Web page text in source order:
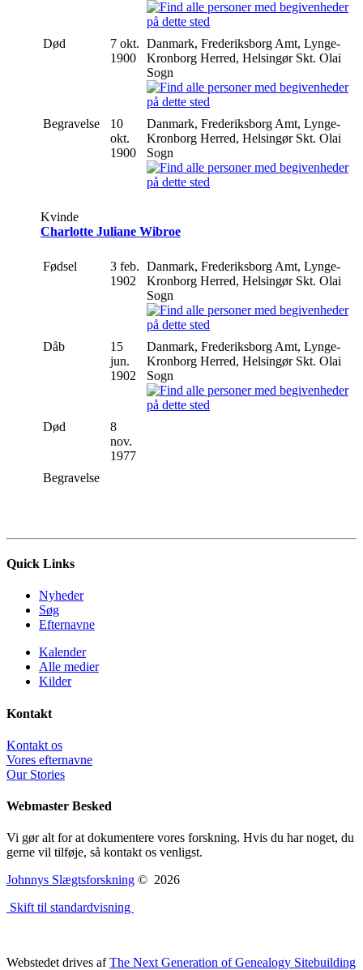
Død
7 okt.
1900
Danmark, Frederiksborg Amt, Lynge-
Kronborg Herred, Helsingør Skt. Olai
Sogn
Begravelse
10
okt.
1900
Danmark, Frederiksborg Amt, Lynge-
Kronborg Herred, Helsingør Skt. Olai
Sogn
Kvinde
Charlotte Juliane Wibroe
Fødsel
3 feb.
1902
Danmark, Frederiksborg Amt, Lynge-
Kronborg Herred, Helsingør Skt. Olai
Sogn
Dåb
15
jun.
1902
Danmark, Frederiksborg Amt, Lynge-
Kronborg Herred, Helsingør Skt. Olai
Sogn
Død
8
nov.
1977
Begravelse
Quick Links
Nyheder
Søg
Efternavne
Kalender
Alle medier
Kilder
Kontakt
Kontakt os
Vores efternavne
Our Stories
Webmaster Besked
Vi gør alt for at dokumentere vores forskning. Hvis du har noget, du
gerne vil tilføje, så kontakt os venligst.
Johnnys Slægtsforskning © 2026
Skift til standardvisning
Webstedet drives afThe Next Generation of Genealogy Sitebuilding